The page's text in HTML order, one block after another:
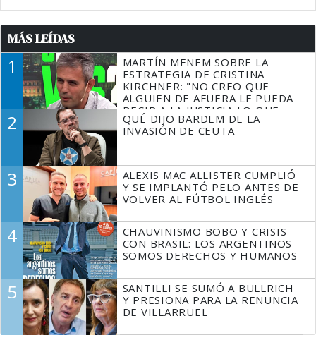
MÁS LEÍDAS
1
MARTÍN MENEM SOBRE LA
ESTRATEGIA DE CRISTINA
KIRCHNER: "NO CREO QUE
ALGUIEN DE AFUERA LE PUEDA
DECIR A LA JUSTICIA LO QUE
TIENE QUE HACER"
2
QUÉ DIJO BARDEM DE LA
INVASIÓN DE CEUTA
3
ALEXIS MAC ALLISTER CUMPLIÓ
Y SE IMPLANTÓ PELO ANTES DE
VOLVER AL FÚTBOL INGLÉS
4
CHAUVINISMO BOBO Y CRISIS
CON BRASIL: LOS ARGENTINOS
SOMOS DERECHOS Y HUMANOS
5
SANTILLI SE SUMÓ A BULLRICH
Y PRESIONA PARA LA RENUNCIA
DE VILLARRUEL